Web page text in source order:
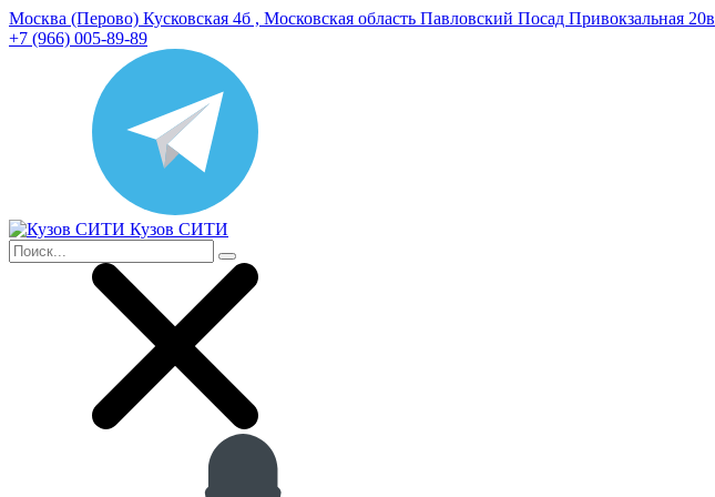
Москва (Перово) Кусковская 4б , Московская область Павловский Посад Привокзальная 20в
+7 (966) 005-89-89
Кузов СИТИ